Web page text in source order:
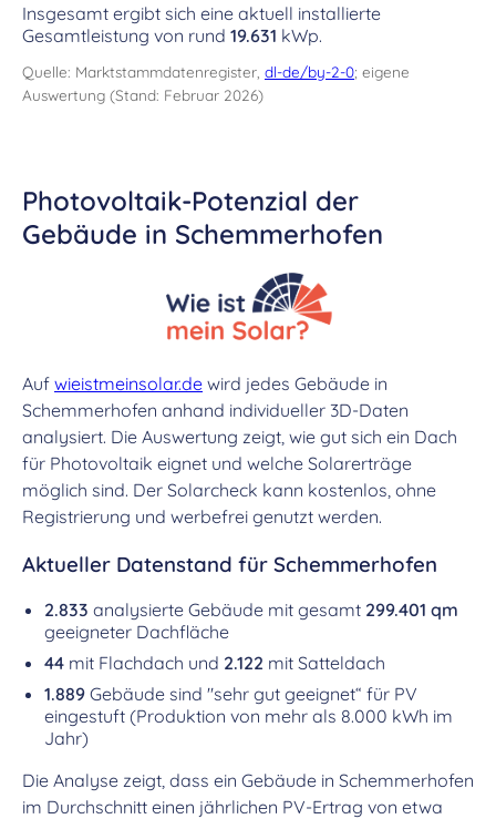
Insgesamt ergibt sich eine aktuell installierte
Gesamtleistung von rund 19.631 kWp.
Quelle: Marktstammdatenregister, dl-de/by-2-0; eigene
Auswertung (Stand: Februar 2026)
Photovoltaik-Potenzial der
Gebäude in Schemmerhofen
Auf wieistmeinsolar.de wird jedes Gebäude in
Schemmerhofen anhand individueller 3D-Daten
analysiert. Die Auswertung zeigt, wie gut sich ein Dach
für Photovoltaik eignet und welche Solarerträge
möglich sind. Der Solarcheck kann kostenlos, ohne
Registrierung und werbefrei genutzt werden.
Aktueller Datenstand für Schemmerhofen
2.833 analysierte Gebäude mit gesamt 299.401 qm
geeigneter Dachfläche
44 mit Flachdach und 2.122 mit Satteldach
1.889 Gebäude sind "sehr gut geeignet“ für PV
eingestuft (Produktion von mehr als 8.000 kWh im
Jahr)
Die Analyse zeigt, dass ein Gebäude in Schemmerhofen
im Durchschnitt einen jährlichen PV-Ertrag von etwa